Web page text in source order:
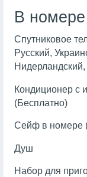
В номере
Спутниковое
Русский,
Кондиционер с
(Бесплатно)
Сейф в номере
Душ
Набор для